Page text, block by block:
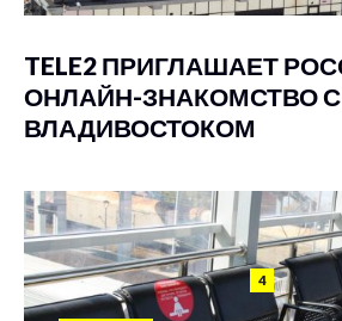
TELE2 ПРИГЛАШАЕТ
ОНЛАЙН-ЗНАКОМСТВО С
ВЛАДИВОСТОКОМ
4